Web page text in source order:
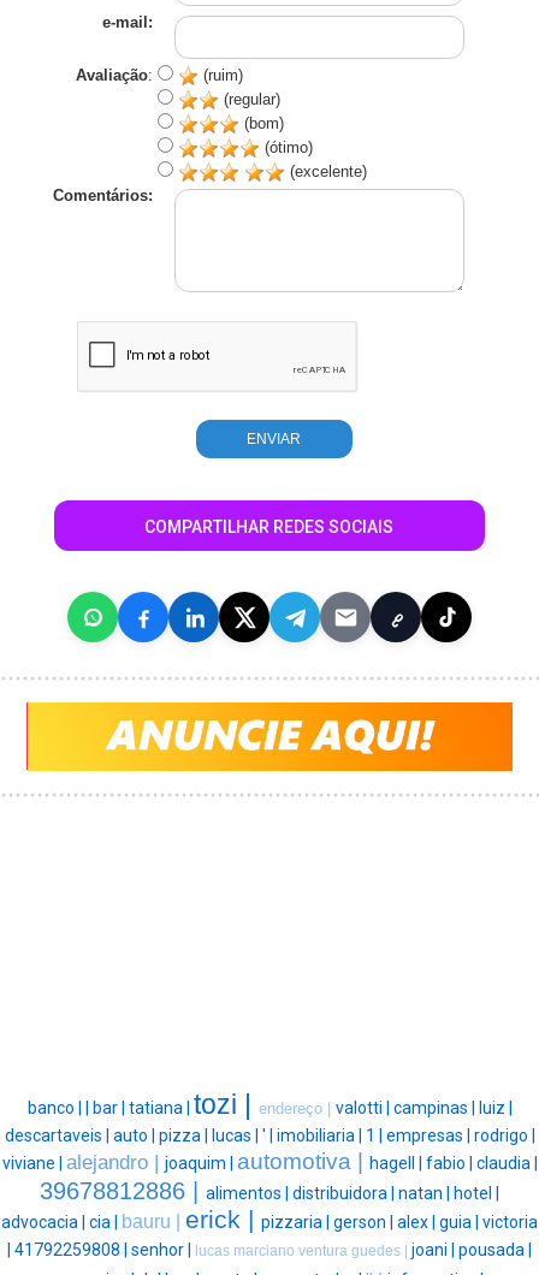
e-mail:
Avaliação:
(ruim)
(regular)
(bom)
(ótimo)
(excelente)
Comentários:
COMPARTILHAR REDES SOCIAIS
banco | bar | tatiana | tozi | endereço | valotti | campinas |
luiz |
descartaveis | auto | pizza | lucas | ' | imobiliaria | 1 | empresas | rodrigo |
viviane | alejandro | joaquim | automotiva | hagell | fabio | claudia |
39678812886 | alimentos | distribuidora | natan |
hotel |
advocacia | cia | bauru | erick | pizzaria | gerson | alex | guia | victoria
41792259808 | senhor | lucas marciano ventura guedes | joani | pousada |